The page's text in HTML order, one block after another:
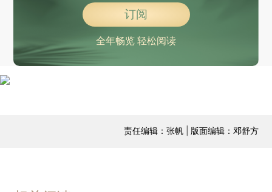
订阅
全年畅览 轻松阅读
责任编辑：张帆 | 版面编辑：邓舒方